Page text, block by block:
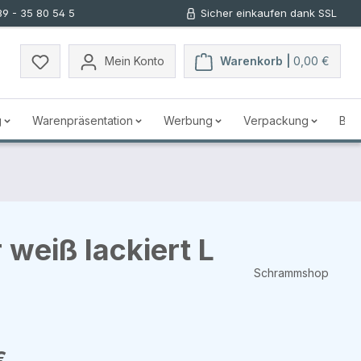
- 35 80 54 5 Sicher einkaufen dank SSL
Mein Konto Warenkorb | 0,00 €
Warenpräsentation Werbung Verpackung
weiß lackiert L
Schrammshop